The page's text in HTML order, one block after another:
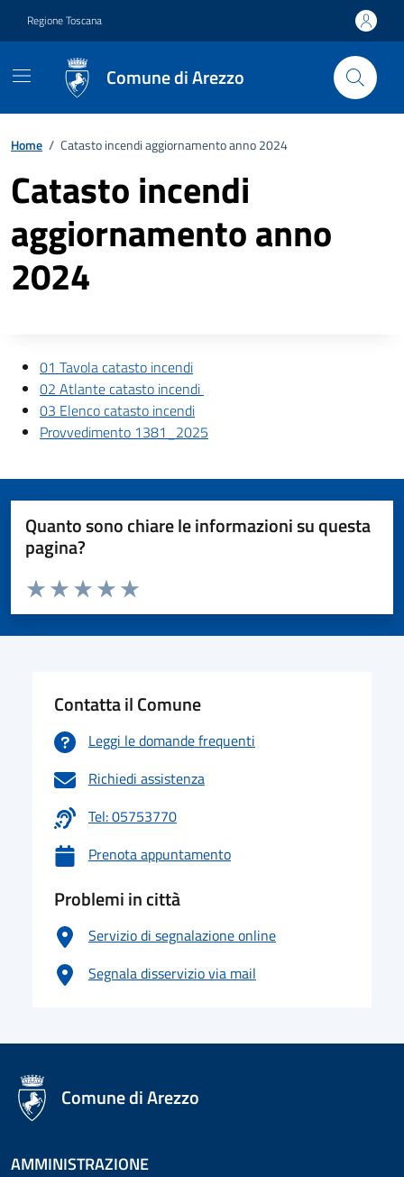
Regione Toscana
Comune di Arezzo
Home / Catasto incendi aggiornamento anno 2024
Catasto incendi
aggiornamento anno
2024
Descrizione completa
01 Tavola catasto incendi
02 Atlante catasto incendi
03 Elenco catasto incendi
Provvedimento 1381_2025
Quanto sono chiare le informazioni su questa
pagina?
Valuta da 1 a 5 stelle la pagina
Valuta 5 stelle su 5
Valuta 4 stelle su 5
Valuta 3 stelle su 5
Valuta 2 stelle su 5
Valuta 1 stelle su 5
Contatta il Comune
Leggi le domande frequenti
Richiedi assistenza
Tel: 05753770
Prenota appuntamento
Problemi in città
Servizio di segnalazione online
Segnala disservizio via mail
logo Unione Europea
Comune di Arezzo
AMMINISTRAZIONE